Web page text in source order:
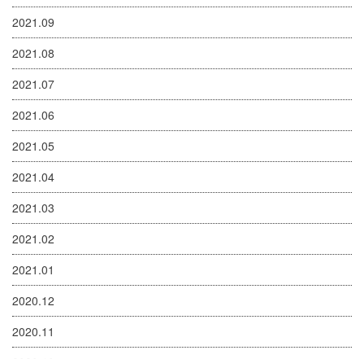
2021.09
2021.08
2021.07
2021.06
2021.05
2021.04
2021.03
2021.02
2021.01
2020.12
2020.11